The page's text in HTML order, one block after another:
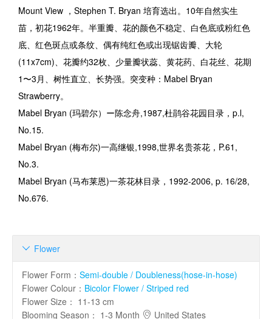
Mount View ， Stephen T. Bryan 培育选出。 10年自然实生
苗，初花1962年。半重瓣、花的颜色不稳定、白色底或粉红色
底、红色斑点或条纹、偶有纯红色或出现锯齿瓣、大轮
(11x7cm)、花瓣约32枚、少量瓣状蕊、黄花药、白花丝、花期
1 〜3月、树性直立、长势强。突变种： Mabel Bryan
Strawberry。
Mabel Bryan (玛碧尔） ー陈念舟,1987,杜鹃谷花园目录， p.l,
No.15.
Mabel Bryan (梅布尔)一高继银,1998,世界名贵茶花， P.61,
No.3.
Mabel Bryan (马布莱恩)一茶花林目录， 1992-2006, p. 16/28,
No.676.
Flower

Flower Form ： Semi-double / Doubleness(hose-in-hose)
Flower Colour ： Bicolor Flower / Striped red
Flower Size ： 11-13 cm
Blooming Season ： 1-3 Month
United States